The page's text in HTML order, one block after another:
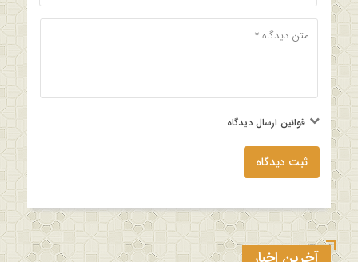
قوانین ارسال دیدگاه
ثبت دیدگاه